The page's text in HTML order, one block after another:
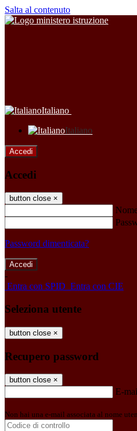
Salta al contenuto
Italiano
Italiano
Accedi
Accedi
button close ×
Password dimenticata?
-
Entra con SPID Entra con CIE
Seleziona utente
button close ×
Recupero password
button close ×
E-
Non hai una e-mail associata al nome